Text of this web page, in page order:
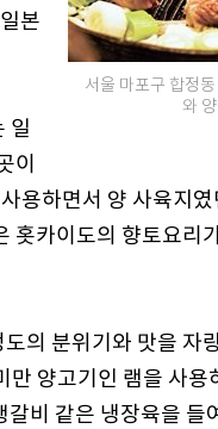
서울 마포구 합정동
와
본
일
이
용하면서 양 사육지였
홋카이도의 향토요리
의 분위기와 맛을 자
양고기인 램을 사용
비 같은 냉장육을 들